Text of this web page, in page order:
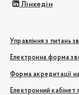
Лінкедін
Управління з питань
Електронна форма
Форма акредитації
Електронний кабінет